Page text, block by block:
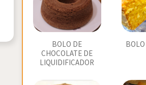
BOLO DE
CHOCOLATE DE
LIQUIDIFICADOR